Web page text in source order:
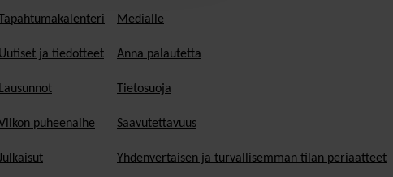
Tapahtumakalenteri
Uutiset ja tiedotteet
Lausunnot
puheenaihe
Medialle
Anna palautetta
Tietosuoja
Saavutettavuus
Yhdenvertaisen ja turvallisemman tilan periaatteet